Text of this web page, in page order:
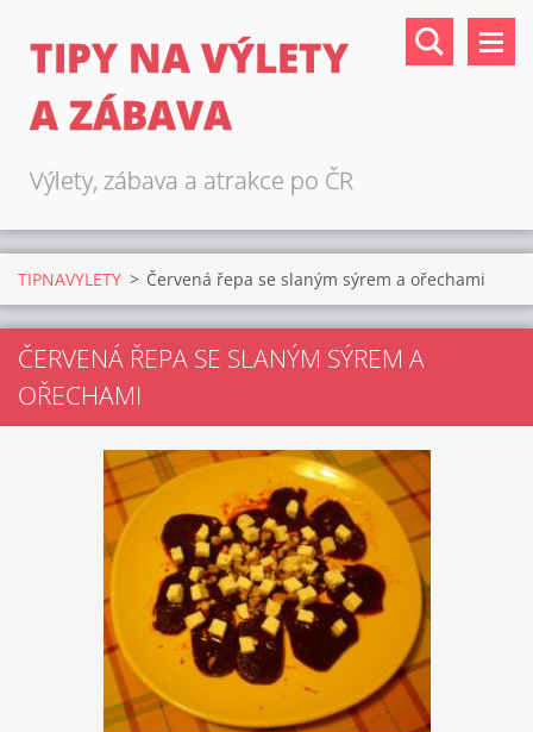
TIPY NA VÝLETY
A ZÁBAVA
Výlety, zábava a atrakce po ČR
TIPNAVYLETY > Červená řepa se slaným sýrem a ořechami
ČERVENÁ ŘEPA SE SLANÝM SÝREM A
OŘECHAMI